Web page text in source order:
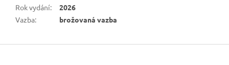
Rok vydání:
2026
Vazba: brožovaná vazba
Z